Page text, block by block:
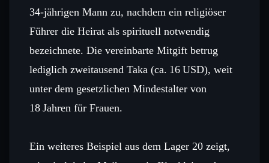
34‑jährigen Mann zu, nachdem ein religiöser
Führer die Heirat als spirituell notwendig
bezeichnete. Die vereinbarte Mitgift betrug
lediglich zweitausend Taka (ca. 16 USD), weit
unter dem gesetzlichen Mindestalter von
18 Jahren für Frauen.
Ein weiteres Beispiel aus dem Lager 20 zeigt,